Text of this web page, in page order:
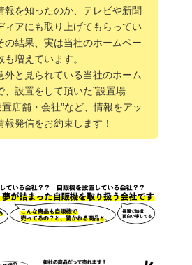
報を知ったのか、テレビや新聞
ィアにも取り上げてもらってい
の結果、実は当社のホームペー
も増えています。
外と見られている当社のホーム
、設置をして頂いた”設置場
置店舗・会社”など、情報をアッ
報発信をお約束します！